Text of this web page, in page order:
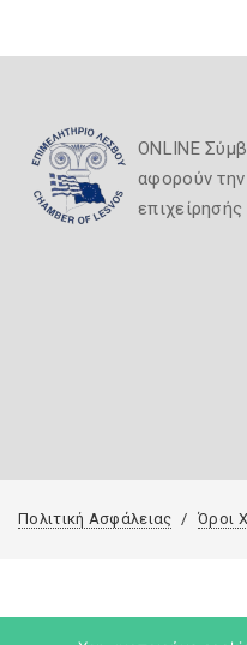
ONLINE
αφορούν την
Πολιτική Ασφάλειας Όροι